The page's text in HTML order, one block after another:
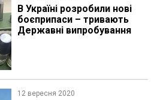
В Україні розробили нові
боєприпаси – тривають
Державні випробування
12 вересня 2020